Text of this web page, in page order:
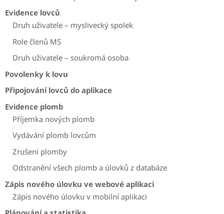
Evidence lovců
Druh uživatele – myslivecký spolek
Role členů MS
Druh uživatele – soukromá osoba
Povolenky k lovu
Připojování lovců do aplikace
Evidence plomb
Příjemka nových plomb
Vydávání plomb lovcům
Zrušení plomby
Odstranění všech plomb a úlovků z databáze
Zápis nového úlovku ve webové aplikaci
Zápis nového úlovku v mobilní aplikaci